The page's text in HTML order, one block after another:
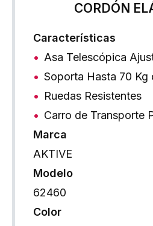
CORDÓN
Características
Asa Telescópica
Soporta Hasta 70 Kg
Ruedas Resistentes
Carro de Transporte
Marca
AKTIVE
Modelo
62460
Color